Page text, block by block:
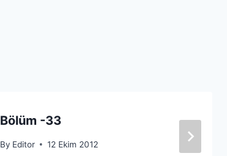
Bölüm -33
By Editor 12 Ekim 2012